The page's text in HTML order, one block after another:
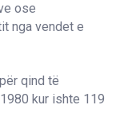
ose
nga vendet e
qind të
kur ishte 119